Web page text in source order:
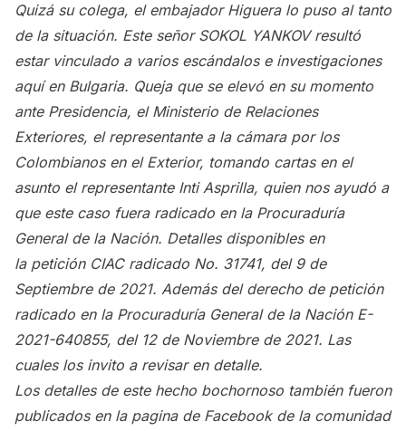
Quizá su colega, el embajador Higuera lo puso al tanto
de la situación. Este señor SOKOL YANKOV resultó
estar vinculado a varios escándalos e investigaciones
aquí en Bulgaria. Queja que se elevó en su momento
ante Presidencia, el Ministerio de Relaciones
Exteriores, el representante a la cámara por los
Colombianos en el Exterior, tomando cartas en el
asunto el representante Inti Asprilla, quien nos ayudó a
que este caso fuera radicado en la Procuraduría
General de la Nación. Detalles disponibles en
la petición CIAC radicado No. 31741, del 9 de
Septiembre de 2021. Además del derecho de petición
radicado en la Procuraduría General de la Nación E-
2021-640855, del 12 de Noviembre de 2021. Las
cuales los invito a revisar en detalle.
Los detalles de este hecho bochornoso también fueron
publicados en la pagina de Facebook de la comunidad